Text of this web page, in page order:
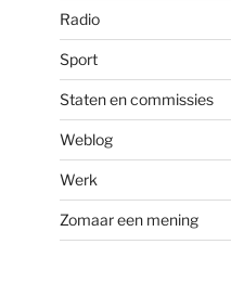
Radio
Sport
Staten en commissies
Weblog
Werk
Zomaar een mening